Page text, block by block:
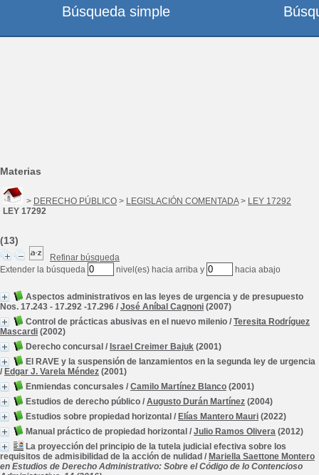
Materias
> DERECHO PÚBLICO > LEGISLACIÓN COMENTADA> LEY 17292
LEY 17292
(13)
Refinar búsqueda
Extender la búsqueda
nivel(es) hacia arriba y hacia abajo
Aspectos administrativos en las leyes de urgencia y de presupuesto
Nos. 17.243 - 17.292 -17.296 / José Aníbal Cagnoni (2007)
Control de prácticas abusivas en el nuevo milenio / Teresita Rodríguez
Mascardi (2002)
Derecho concursal / Israel Creimer Bajuk (2001)
El RAVE y la suspensión de lanzamientos en la segunda ley de urgencia
/ Edgar J. Varela Méndez (2001)
Enmiendas concursales / Camilo Martínez Blanco (2001)
Estudios de derecho público / Augusto Durán Martínez (2004)
Estudios sobre propiedad horizontal / Elías Mantero Mauri (2022)
Manual práctico de propiedad horizontal / Julio Ramos Olivera (2012)
La proyección del principio de la tutela judicial efectiva sobre los
requisitos de admisibilidad de la acción de nulidad / Mariella Saettone Montero
en Estudios de Derecho Administrativo: Sobre el Código de lo Contencioso
Búsqueda simple